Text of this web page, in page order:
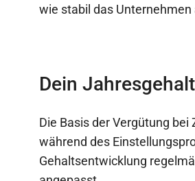
wie stabil das
Dein Jahresgehalt
Die Basis der Vergütung
während des
Gehaltsentwicklung